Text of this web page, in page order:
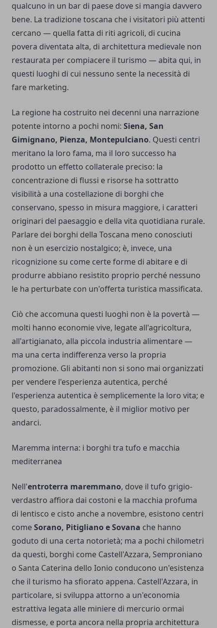
qualcuno in un bar di paese dove si mangia davvero
bene. La tradizione toscana che i visitatori più attenti
cercano — quella fatta di riti agricoli, di cucina
povera diventata alta, di architettura medievale non
restaurata per compiacere il turismo — abita qui, in
questi luoghi di cui nessuno sente la necessità di
fare marketing.
La regione ha costruito nei decenni una narrazione
potente intorno a pochi nomi: Siena, San
Gimignano, Pienza, Montepulciano. Questi centri
meritano la loro fama, ma il loro successo ha
prodotto un effetto collaterale preciso: la
concentrazione di flussi e risorse ha sottratto
visibilità a una costellazione di borghi che
conservano, spesso in misura maggiore, i caratteri
originari del paesaggio e della vita quotidiana rurale.
Parlare dei borghi della Toscana meno conosciuti
non è un esercizio nostalgico; è, invece, una
ricognizione su come certe forme di abitare e di
produrre abbiano resistito proprio perché nessuno
le ha perturbate con un'offerta turistica massificata.
Ciò che accomuna questi luoghi non è la povertà —
molti hanno economie vive, legate all'agricoltura,
all'artigianato, alla piccola industria alimentare —
ma una certa indifferenza verso la propria
promozione. Gli abitanti non si sono mai organizzati
per vendere l'esperienza autentica, perché
l'esperienza autentica è semplicemente la loro vita; e
questo, paradossalmente, è il miglior motivo per
andarci.
Maremma interna: i borghi tra tufo e macchia
mediterranea
Nell'entroterra maremmano, dove il tufo grigio-
verdastro affiora dai costoni e la macchia profuma
di lentisco e cisto anche a novembre, esistono centri
comeSorano, Pitigliano e Sovana che hanno
goduto di una certa notorietà; ma a pochi chilometri
da questi, borghi come Castell'Azzara, Semproniano
o Santa Caterina dello Ionio conducono un'esistenza
che il turismo ha sfiorato appena. Castell'Azzara, in
particolare, si sviluppa attorno a un'economia
estrattiva legata alle miniere di mercurio ormai
dismesse, e porta ancora nella propria architettura